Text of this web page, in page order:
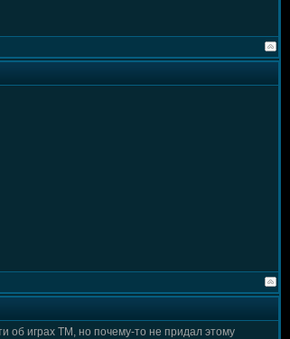
об играх ТМ, но почему-то не придал этому